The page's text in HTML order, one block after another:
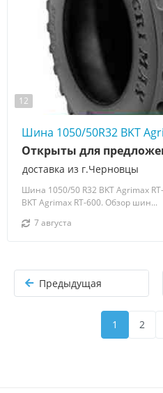
12
Шина 1050/50R32 BKT
доставка из г.Черновцы
Открыты для
Шина 1050/50 R32 BKT Agrimax
BKT Agrimax RT-600. Обзор шин...
7 августа
Предыдущая
1 2